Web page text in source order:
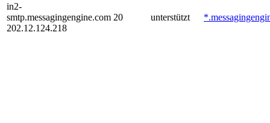
in2-
smtp.messagingengine.com
202.12.124.218
20 unterstützt